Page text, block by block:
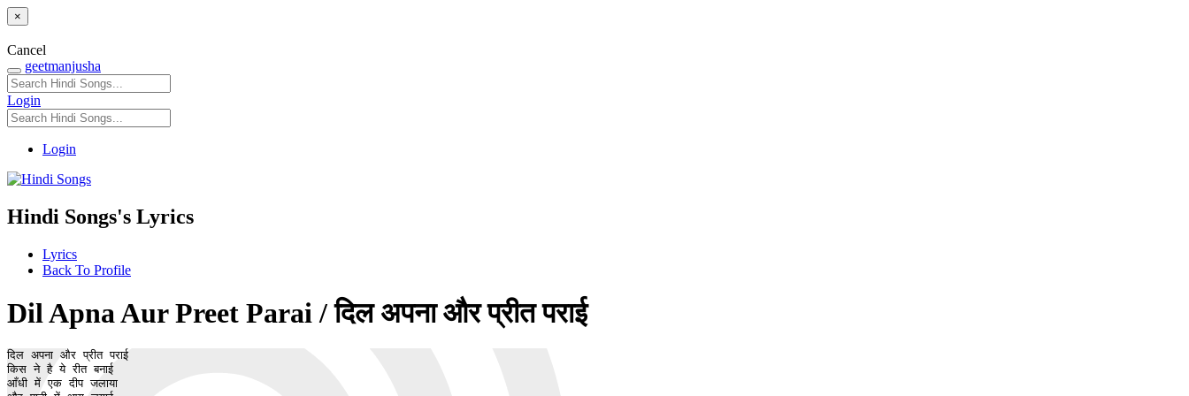
×
Cancel
geetmanjusha
Login
Login
Hindi Songs's Lyrics
Lyrics
Back To Profile
Dil Apna Aur Preet Parai / दिल अपना और प्रीत पराई
दिल अपना और प्रीत पराई
किस ने है ये रीत बनाई
आँधी में एक दीप जलाया